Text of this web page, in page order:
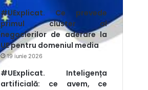
#UExplicat. Ce prevede
primul cluster al
negocierilor de aderare la
UE pentru domeniul media
19 iunie 2026
#UExplicat. Inteligența
artificială: ce avem, ce